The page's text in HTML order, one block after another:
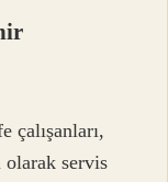
çalışanları,
olarak servis